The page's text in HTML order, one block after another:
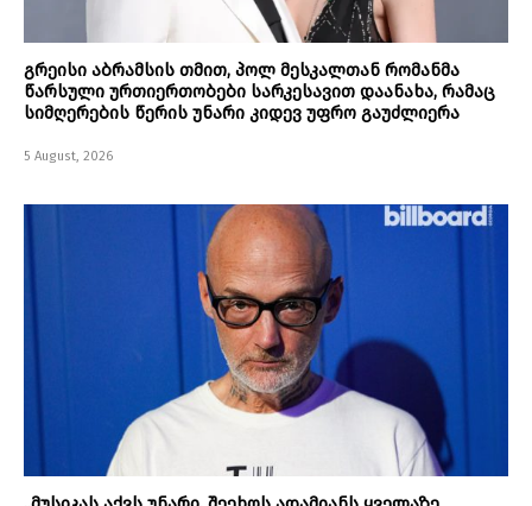
გრეისი აბრამსის თმით, პოლ მესკალთან რომანმა
წარსული ურთიერთობები სარკესავით დაანახა, რამაც
სიმღერების წერის უნარი კიდევ უფრო გაუძლიერა
5 August, 2026